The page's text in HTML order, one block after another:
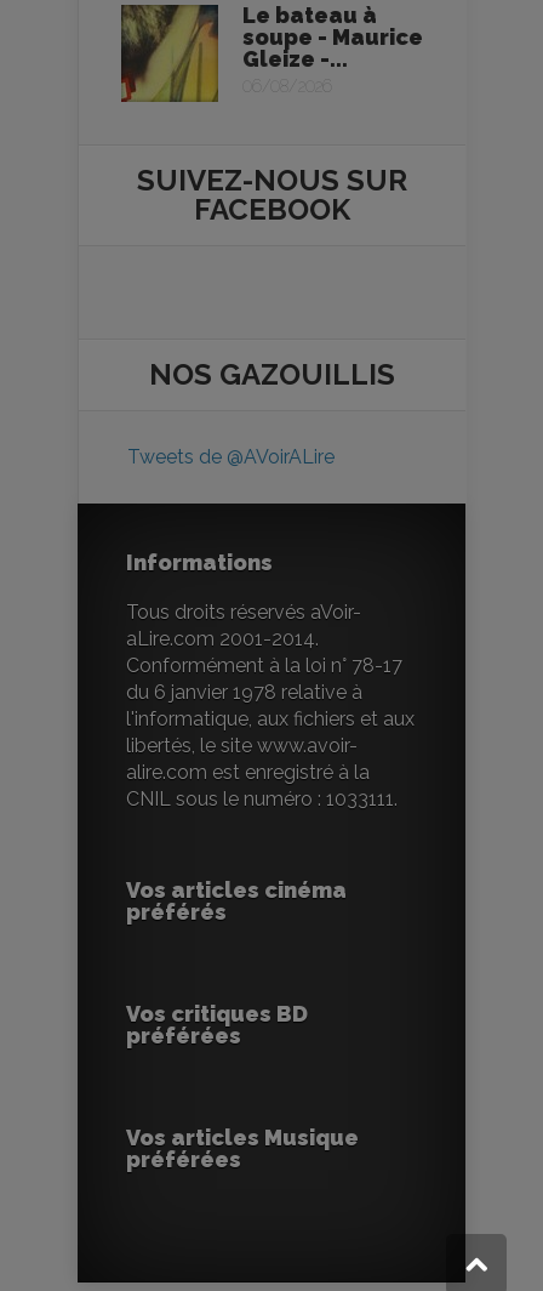
Le bateau à
soupe - Maurice
Gleize -...
06/08/2026
SUIVEZ-NOUS SUR
FACEBOOK
NOS GAZOUILLIS
Tweets de @AVoirALire
Informations
Tous droits réservés aVoir-
aLire.com 2001-2014.
Conformément à la loi n° 78-17
du 6 janvier 1978 relative à
l'informatique, aux fichiers et aux
libertés, le site www.avoir-
alire.com est enregistré à la
CNIL sous le numéro : 1033111.
Vos articles cinéma
préférés
Vos critiques BD
préférées
Vos articles Musique
préférées